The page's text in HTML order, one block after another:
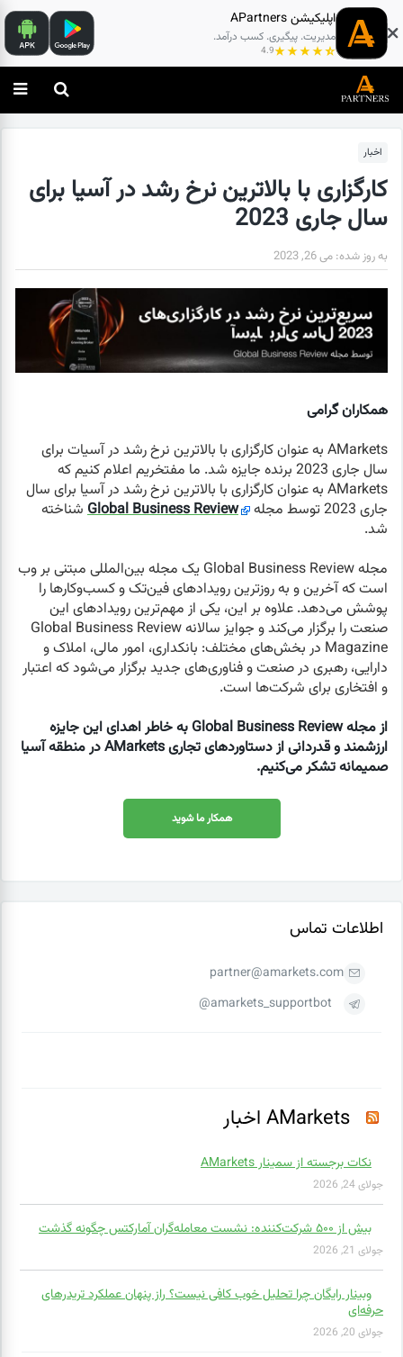
اپلیکیشن APartners
مدیریت. پیگیری. کسب درآمد.
4.9
اخبار
کارگزاری با بالاترین نرخ رشد در آسیا برای
سال جاری 2023
به روز شده: می 26, 2023
همکاران گرامی
AMarkets به عنوان کارگزاری با بالاترین نرخ رشد در آسیات برای
سال جاری 2023 برنده جایزه شد. ما مفتخریم اعلام کنیم که
AMarkets به عنوان کارگزاری با بالاترین نرخ رشد در آسیا برای سال
جاری 2023 توسط مجله
Global Business Review شناخته
شد.
مجله Global Business Review یک مجله بین‌المللی مبتنی بر وب
است که آخرین و به روزترین رویدادهای فین‌تک و کسب‌وکارها را
پوشش می‌دهد. علاوه بر این، یکی از مهم‌ترین رویدادهای این
صنعت را برگزار می‌کند و جوایز سالانه Global Business Review
Magazine در بخش‌های مختلف: بانکداری، امور مالی، املاک و
دارایی، رهبری در صنعت و فناوری‌های جدید برگزار می‌شود که اعتبار
و افتخاری برای شرکت‌ها است.
از مجله Global Business Review به خاطر اهدای این جایزه
ارزشمند و قدردانی از دستاوردهای تجاری AMarkets در منطقه آسیا
صمیمانه تشکر می‌کنیم.
همکار ما شوید
اطلاعات تماس
partner@amarkets.com
amarkets_supportbot@
AMarkets اخبار
نکات برجسته از سمینار AMarkets
جولای 24, 2026
بیش از ۵۰۰ شرکت‌کننده: نشست معامله‌گران آمارکتس چگونه گذشت
جولای 21, 2026
وبینار رایگان چرا تحلیل خوب کافی نیست؟ راز پنهان عملکرد تریدرهای
حرفه‌ای
جولای 20, 2026